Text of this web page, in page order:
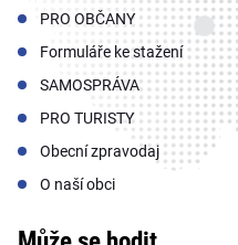
PRO OBČANY
Formuláře ke stažení
SAMOSPRÁVA
PRO TURISTY
Obecní zpravodaj
O naší obci